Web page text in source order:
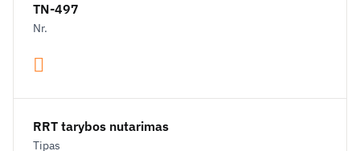
TN-497
Nr.
RRT tarybos nutarimas
Tipas